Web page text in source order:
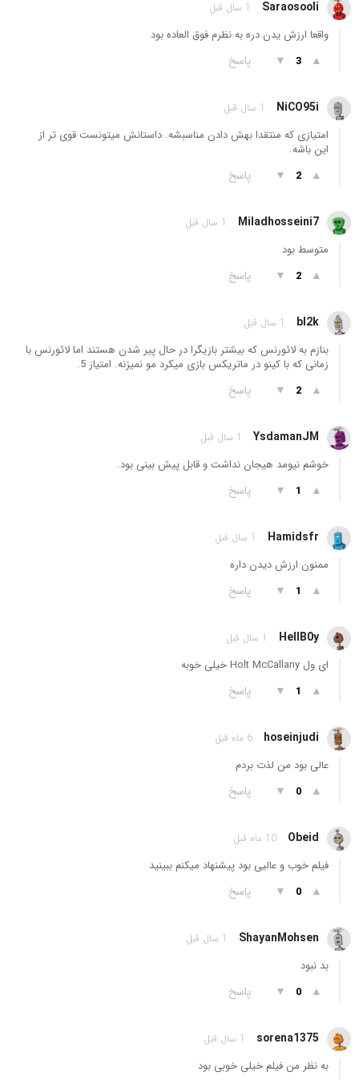
Saraosooli 1 سال قبل
واقعا ارزش یدن دره به نظرم فوق العاده بود
▲
3
▼ پاسخ
NiCO95i 1 سال قبل
امتیازی که منتقدا بهش دادن مناسبشه. داستانش میتونست قوی تر از
این باشه.
▲
2
▼ پاسخ
Miladhosseini7 1 سال قبل
متوسط بود
▲
2
▼ پاسخ
bl2k 1 سال قبل
بنازم به لائورنس که بیشتر بازیگرا در حال پیر شدن هستند اما لائورنس با
زمانی که با کینو در ماتریکس بازی میکرد مو نمیزنه. امتیاز 5.
▲
2
▼ پاسخ
YsdamanJM 1 سال قبل
خوشم نیومد هیجان نداشت و قابل پیش بینی بود.
▲
1
▼ پاسخ
Hamidsfr 1 سال قبل
ممنون ارزش دیدن داره
▲
1
▼ پاسخ
HellB0y 1 سال قبل
ای ول Holt McCallany خیلی خوبه
▲
1
▼ پاسخ
hoseinjudi 6 ماه قبل
عالی بود من لذت بردم
▲
0
▼ پاسخ
Obeid 10 ماه قبل
فیلم خوب و عالیی بود پیشنهاد میکنم ببینید
▲
0
▼ پاسخ
ShayanMohsen 1 سال قبل
بد نبود
▲
0
▼ پاسخ
sorena1375 1 سال قبل
به نظر من فیلم خیلی خوبی بود